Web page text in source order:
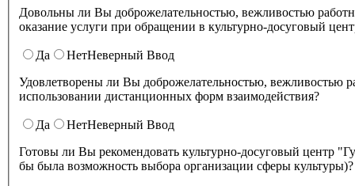
Довольны ли Вы доброжелательностью, вежливостью
оказание услуги при обращении в культурно-досуговый
Да НетНеверный Ввод
Удовлетворены ли Вы доброжелательностью, вежливостью работников культурно-досугового центра "Губернский" при
использовании дистанционных форм взаимодействия?
Да НетНеверный Ввод
Готовы ли Вы рекомендовать культурно-досуговый центр "Губернский" родственникам и знакомым (могли бы
бы была возможность выбора организации сферы культуры)?